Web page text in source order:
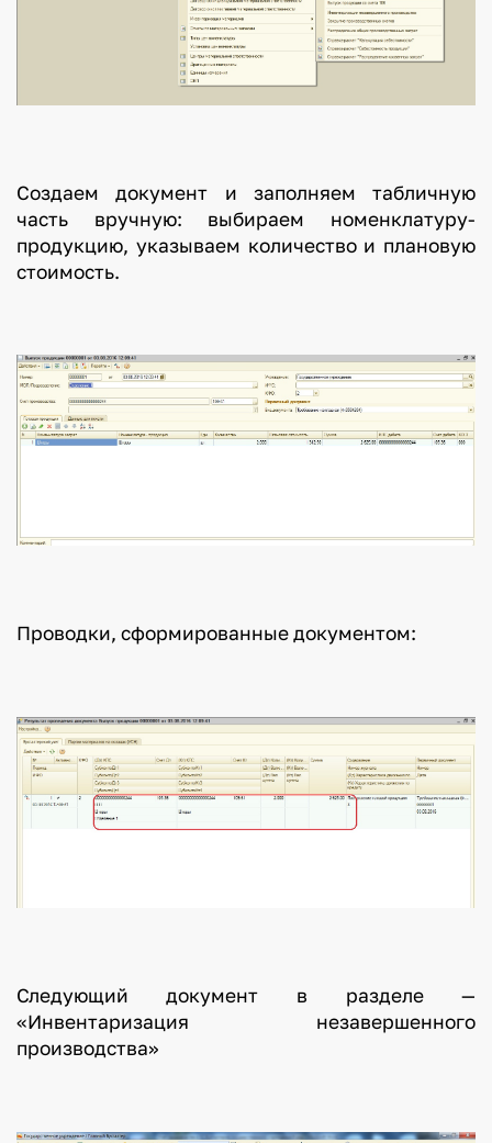
Создаем документ и заполняем табличную
часть вручную: выбираем номенклатуру-
продукцию, указываем количество и плановую
стоимость.
Проводки, сформированные документом:
Следующий документ в разделе —
«Инвентаризация незавершенного
производства»